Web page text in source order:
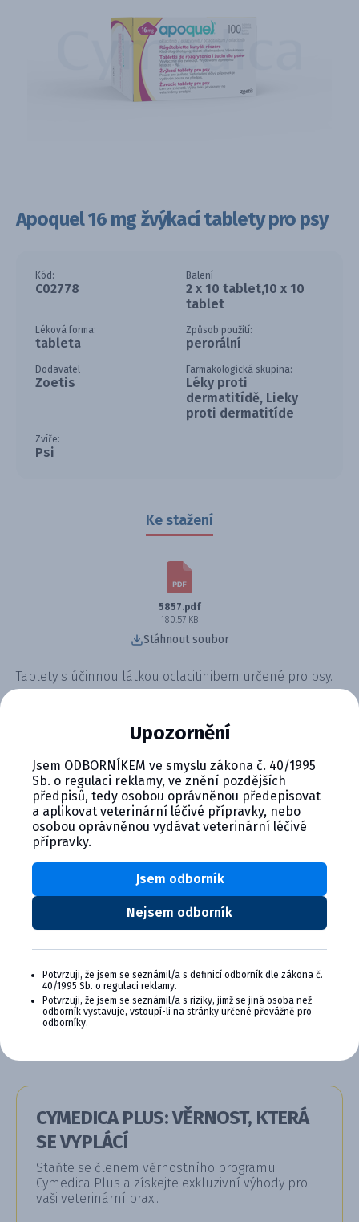
Apoquel 16 mg žvýkací tablety pro psy
Kód:
C02778
Balení
2 x 10 tablet,10 x 10
tablet
Léková forma:
tableta
Způsob použití:
perorální
Dodavatel
Zoetis
Farmakologická skupina:
Léky proti
dermatitídě, Lieky
proti dermatitíde
Zvíře:
Psi
Ke stažení
5857.pdf
180.57 KB
Stáhnout soubor
Tablety s účinnou látkou oclacitinibem určené pro psy.
atopickou dermatitidou. Ulevují od zánětlivých kožních
reakcí a zlepšují kvalitu života psa.
Alternativní produkty
APOQUEL 16 mg potahované table...
Detail produktu
CYMEDICA PLUS: VĚRNOST, KTERÁ
SE VYPLÁCÍ
Staňte se členem věrnostního programu
Cymedica Plus a získejte exkluzivní výhody pro
vaši veterinární praxi.
Upozornění
Jsem ODBORNÍKEM ve smyslu zákona č. 40/1995
Sb. o regulaci reklamy, ve znění pozdějších
předpisů, tedy osobou oprávněnou předepisovat
a aplikovat veterinární léčivé přípravky, nebo
osobou oprávněnou vydávat veterinární léčivé
přípravky.
Nejsem odborník
Jsem odborník
Potvrzuji, že jsem se seznámil/a s definicí odborník dle zákona č.
40/1995 Sb. o regulaci reklamy.
Potvrzuji, že jsem se seznámil/a s riziky, jimž se jiná osoba než
odborník vystavuje, vstoupí-li na stránky určené převážně pro
odborníky.